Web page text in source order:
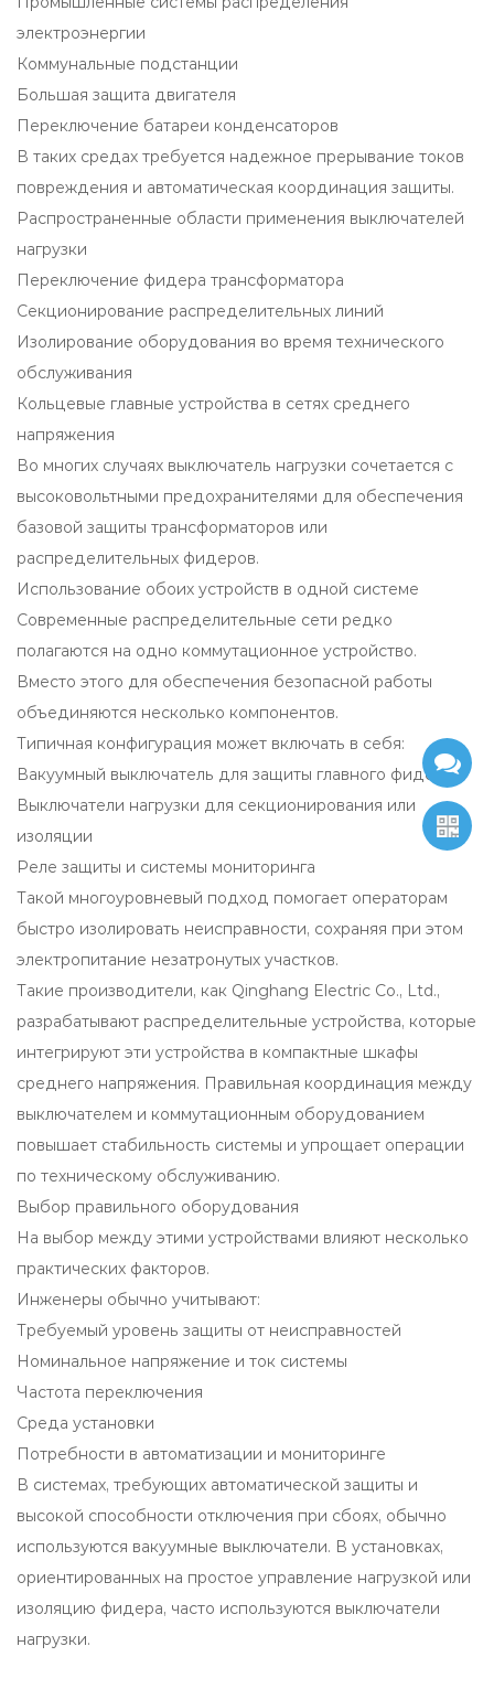
электроэнергии
Коммунальные подстанции
Большая защита двигателя
Переключение батареи конденсаторов
В таких средах требуется надежное прерывание токов
повреждения и автоматическая координация защиты.
Распространенные области применения выключателей
нагрузки
Переключение фидера трансформатора
Секционирование распределительных линий
Изолирование оборудования во время технического
обслуживания
Кольцевые главные устройства в сетях среднего
напряжения
Во многих случаях выключатель нагрузки сочетается с
высоковольтными предохранителями для обеспечения
базовой защиты трансформаторов или
распределительных фидеров.
Использование обоих устройств в одной системе
Современные распределительные сети редко
полагаются на одно коммутационное устройство.
Вместо этого для обеспечения безопасной работы
объединяются несколько компонентов.
Типичная конфигурация может включать в себя:
Вакуумный выключатель для защиты главного фидера
Выключатели нагрузки для секционирования или
изоляции
Реле защиты и системы мониторинга
Такой многоуровневый подход помогает операторам
быстро изолировать неисправности, сохраняя при этом
электропитание незатронутых участков.
Такие производители, как Qinghang Electric Co., Ltd.,
разрабатывают распределительные устройства, которые
интегрируют эти устройства в компактные шкафы
среднего напряжения. Правильная координация между
выключателем и коммутационным оборудованием
повышает стабильность системы и упрощает операции
по техническому обслуживанию.
Выбор правильного оборудования
На выбор между этими устройствами влияют несколько
практических факторов.
Инженеры обычно учитывают:
Требуемый уровень защиты от неисправностей
Номинальное напряжение и ток системы
Частота переключения
Среда установки
Потребности в автоматизации и мониторинге
В системах, требующих автоматической защиты и
высокой способности отключения при сбоях, обычно
используются вакуумные выключатели. В установках,
ориентированных на простое управление нагрузкой или
изоляцию фидера, часто используются выключатели
нагрузки.